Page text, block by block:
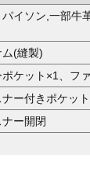
パイソン,一部
(縫製)
ポケット×1、フ
ー付きポケッ
ー開閉